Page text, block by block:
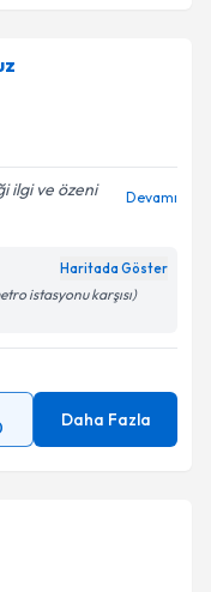
ilgi ve özeni
Devamı
Haritada Göster
istasyonu karşısı)
Daha Fazla